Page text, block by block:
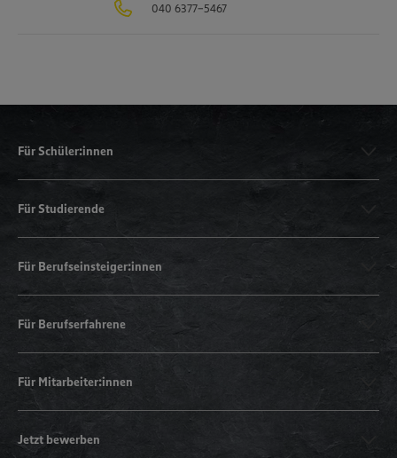
040 6377-5467
Für Schüler:innen
Für Studierende
Für Berufseinsteiger:innen
Für Berufserfahrene
Für Mitarbeiter:innen
Jetzt bewerben